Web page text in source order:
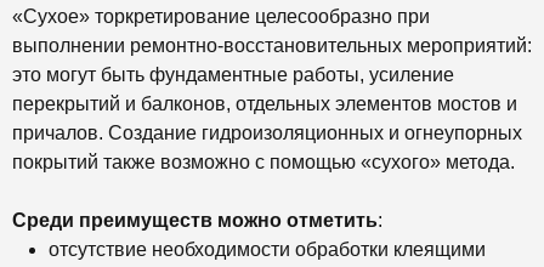
«Сухое» торкретирование целесообразно при
выполнении ремонтно-восстановительных мероприятий:
это могут быть фундаментные работы, усиление
перекрытий и балконов, отдельных элементов мостов и
причалов. Создание гидроизоляционных и огнеупорных
покрытий также возможно с помощью «сухого» метода.
Среди преимуществ можно отметить:
отсутствие необходимости обработки клеящими